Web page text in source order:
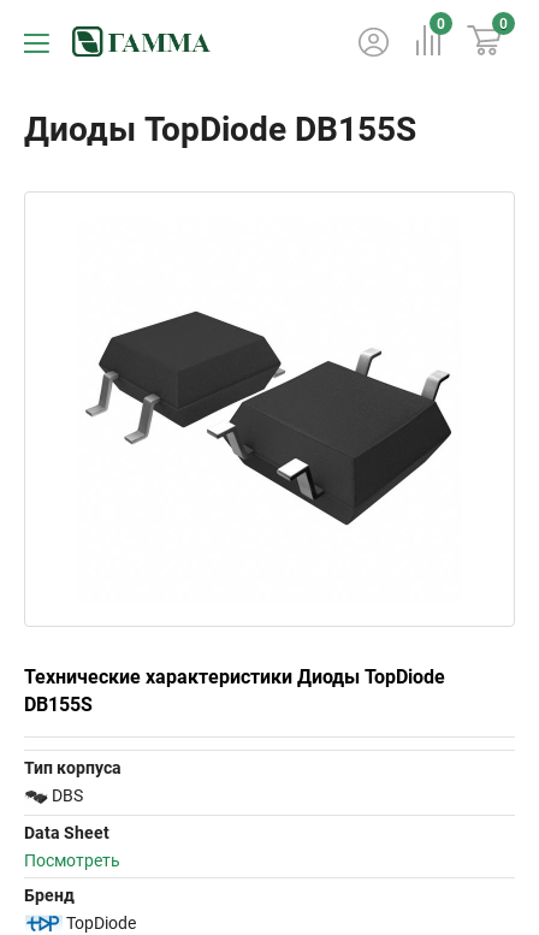
0 0
Диоды TopDiode DB155S
Технические характеристики Диоды TopDiode
DB155S
Тип корпуса
DBS
Data Sheet
Посмотреть
Бренд
TopDiode